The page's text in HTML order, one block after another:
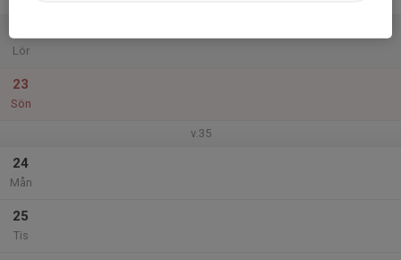
Lör
23
Sön
v.35
24
Mån
25
Tis